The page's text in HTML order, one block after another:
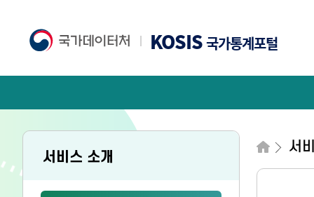
KOSIS국가통계포털
서비스 소개
서